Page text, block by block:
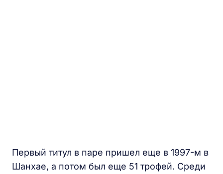
Первый титул в паре пришел еще в 1997-м в
Шанхае, а потом был еще 51 трофей. Среди